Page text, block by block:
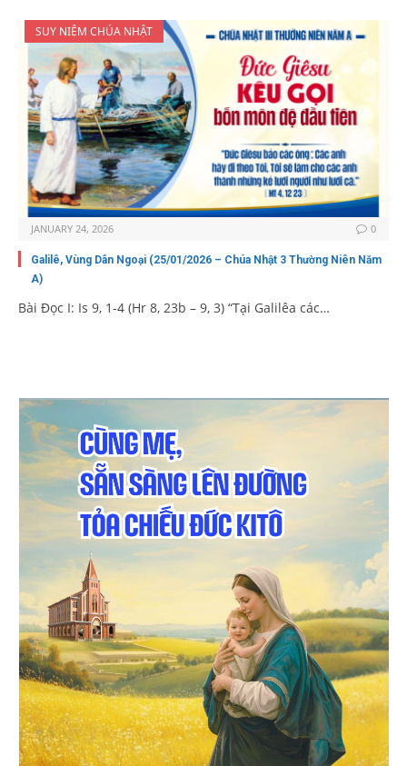
SUY NIỆM CHÚA NHẬT
JANUARY 24, 2026 0
Galilê, Vùng Dân Ngoại (25/01/2026 – Chúa Nhật 3 Thường Niên Năm
A)
Bài Ðọc I: Is 9, 1-4 (Hr 8, 23b – 9, 3) “Tại Galilêa các…